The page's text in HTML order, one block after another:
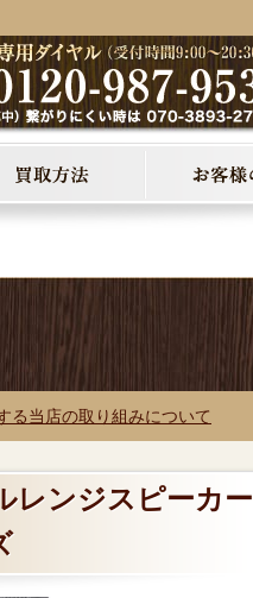
る当店の取り組みについて
レンジスピーカー